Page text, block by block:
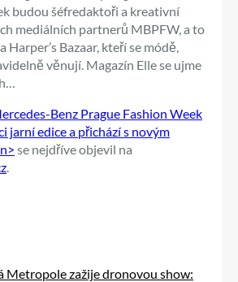
budou šéfredaktoři a kreativní
mediálních partnerů MBPFW, a to
Harper’s Bazaar, kteří se módě,
věnují. Magazín Elle se ujme
Benz Prague Fashion Week
jarní edice a přichází s novým
se nejdříve objevil na
Metropole zažije dronovou show: